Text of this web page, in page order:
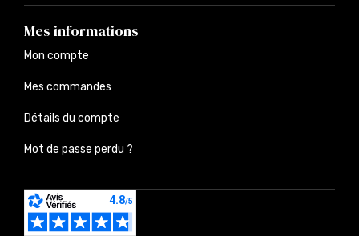
Mes informations
Mon compte
Mes commandes
Détails du compte
Mot de passe perdu ?